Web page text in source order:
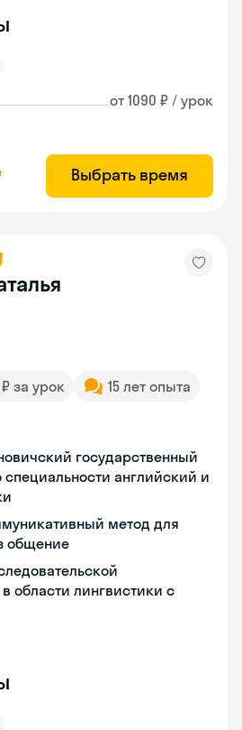
от 1090 ₽ / урок
Выбрать время
₽ за урок
15 лет опыта
государственный
специальности английский и
метод для
общение
области лингвистики с